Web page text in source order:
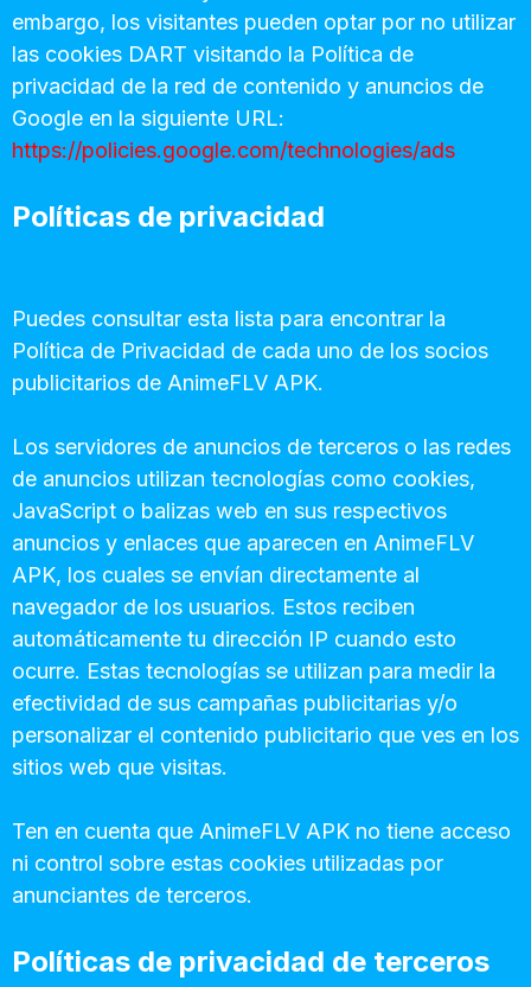
embargo, los visitantes pueden optar por no utilizar
las cookies DART visitando la Política de
privacidad de la red de contenido y anuncios de
Google en la siguiente URL:
https://policies.google.com/technologies/ads
Políticas de privacidad
Puedes consultar esta lista para encontrar la
Política de Privacidad de cada uno de los socios
publicitarios de AnimeFLV APK.
Los servidores de anuncios de terceros o las redes
de anuncios utilizan tecnologías como cookies,
JavaScript o balizas web en sus respectivos
anuncios y enlaces que aparecen en AnimeFLV
APK, los cuales se envían directamente al
navegador de los usuarios. Estos reciben
automáticamente tu dirección IP cuando esto
ocurre. Estas tecnologías se utilizan para medir la
efectividad de sus campañas publicitarias y/o
personalizar el contenido publicitario que ves en los
sitios web que visitas.
Ten en cuenta que AnimeFLV APK no tiene acceso
ni control sobre estas cookies utilizadas por
anunciantes de terceros.
Políticas de privacidad de terceros